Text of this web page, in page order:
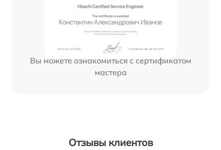
Вы можете ознакомиться с сертификатом
мастера
Отзывы клиентов